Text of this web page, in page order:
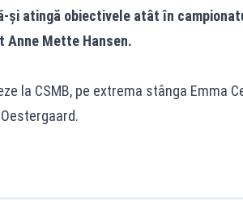
și atingă obiectivele atât în
Anne Mette Hansen.
la CSMB, pe extrema stânga Emma